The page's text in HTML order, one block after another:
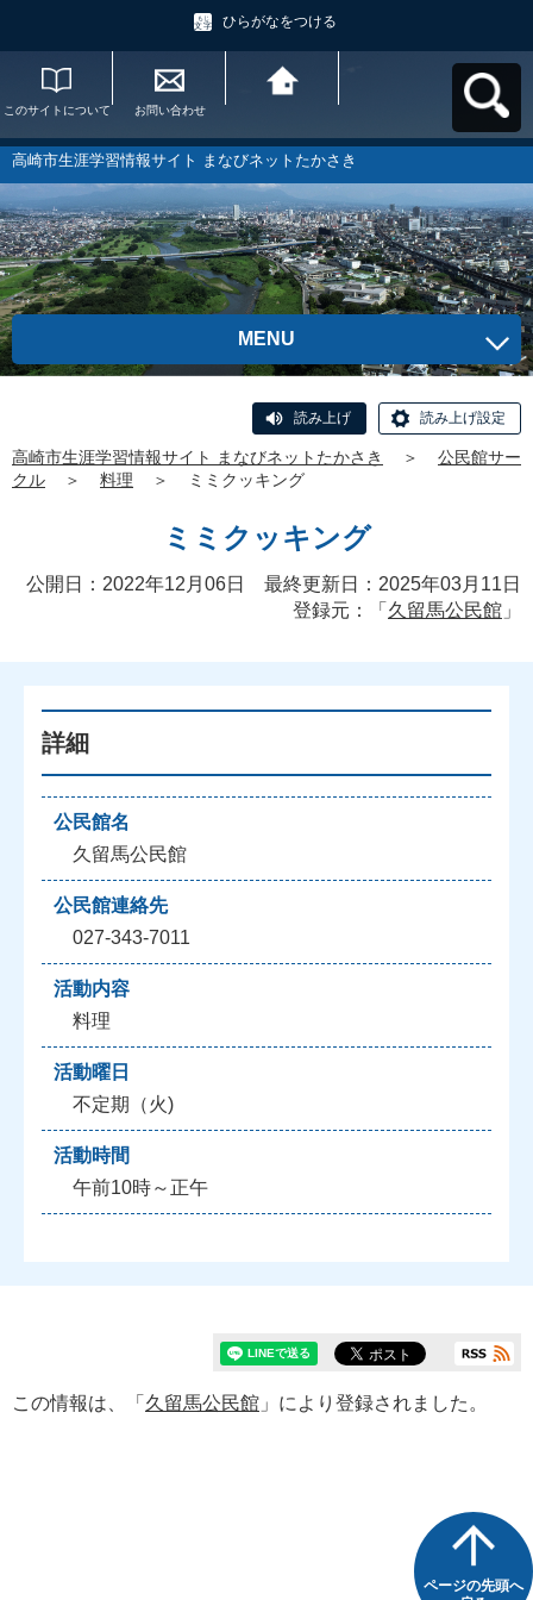
ひらがなをつける
このサイトについて お問い合わせ
たかさきへ戻る
高崎市生涯学習情報サイト まなびネットたかさき
MENU
読み上げ 読み上げ設定
高崎市生涯学習情報サイト まなびネットたかさき ＞
公民館サー
クル
＞ 料理 ＞ ミミクッキング
ミミクッキング
公開日：2022年12月06日 最終更新日：2025年03月11日
登録元：「 久留馬公民館 」
詳細
公民館名
久留馬公民館
公民館連絡先
027-343-7011
活動内容
料理
活動曜日
不定期（火)
活動時間
午前10時～正午
この情報は、「 久留馬公民館 」により登録されました。
ページの先頭へ